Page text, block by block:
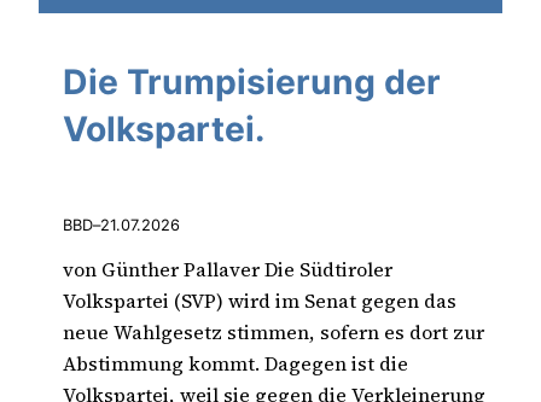
Die Trumpisierung der
Volkspartei.
BBD–21.07.2026
von Günther Pallaver Die Südtiroler
Volkspartei (SVP) wird im Senat gegen das
neue Wahlgesetz stimmen, sofern es dort zur
Abstimmung kommt. Dagegen ist die
Volkspartei, weil sie gegen die Verkleinerung